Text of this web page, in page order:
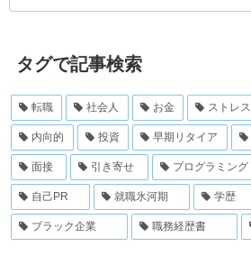
タグで記事検索
転職 社会人 お金 ストレス
内向的 投資 早期リタイア
面接 引き寄せ プログラミング
自己PR 就職氷河期 学歴
ブラック企業 職務経歴書